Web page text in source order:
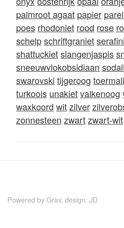
palmroot agaat papier parel
poes rhodoniet rood rose
schelpschriftgraniet
shattuckietslangenjaspis
sneeuwvlokobsidiaan
swarovski tijgeroog
turkoois unakietvalkenoog
waxkoord witzilver
zonnesteen zwartzwart-wit
Powered byGrav, design: JD